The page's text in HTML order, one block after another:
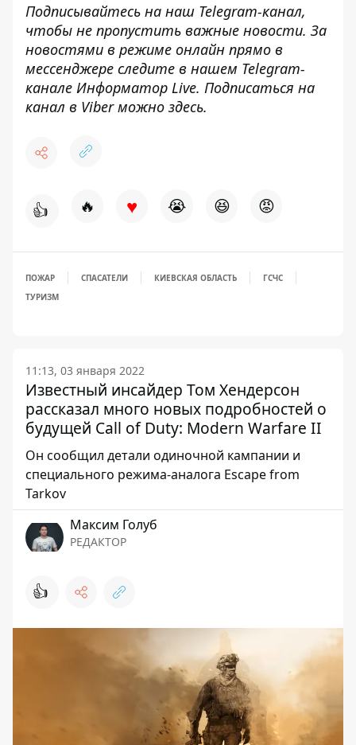
Подписывайтесь на наш Telegram-канал,
чтобы не пропустить важные новости. За
новостями в режиме онлайн прямо в
мессенджере следите в нашем Telegram-
канале Информатор Live. Подписаться на
канал в Viber можно здесь.
👍 🔥 ♥ 😭 😆 😡
ПОЖАР СПАСАТЕЛИ КИЕВСКАЯ ОБЛАСТЬ
ГСЧС
ТУРИЗМ
11:13, 03 января 2022
Известный инсайдер Том Хендерсон
рассказал много новых подробностей о
будущей Call of Duty: Modern Warfare II
Он сообщил детали одиночной кампании и
специального режима-аналога Escape from
Tarkov
Максим Голуб
РЕДАКТОР
👍